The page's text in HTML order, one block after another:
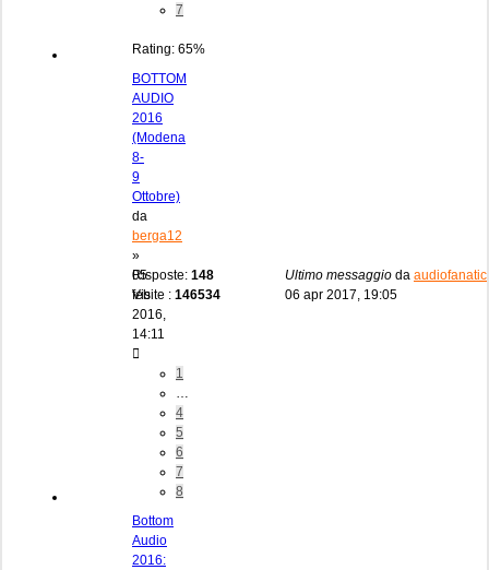
7
Rating: 65%
BOTTOM
AUDIO
2016
(Modena
8-
9
Ottobre)
da
berga12
»
05
feb
2016,
14:11
1
4
5
6
7
8
Risposte: 148
Visite : 146534
Ultimo messaggio da audiofanatic
06 apr 2017, 19:05
Bottom
Audio
2016: